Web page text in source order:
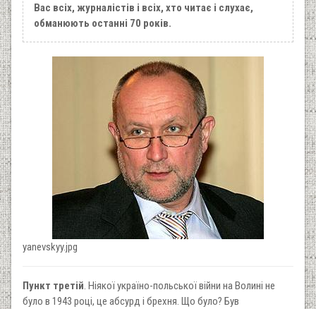
Вас всіх, журналістів і всіх, хто читає і слухає,
обманюють останні 70 років.
yanevskyy.jpg
Пункт третій. Ніякої україно-польської війни на Волині не
було в 1943 році, це абсурд і брехня. Що було? Був